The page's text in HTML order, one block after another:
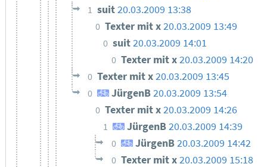
1 suit20.03.2009 13:38
0 Texter mit x20.03.2009 13:49
0 suit20.03.2009 14:01
0 Texter mit x20.03.2009 14:20
0 Texter mit x20.03.2009 13:45
0 JürgenB20.03.2009 13:54
0 Texter mit x20.03.2009 14:26
1 JürgenB20.03.2009 14:39
0 JürgenB 20.03.2009 14:42
0 Texter mit x20.03.2009 15:18